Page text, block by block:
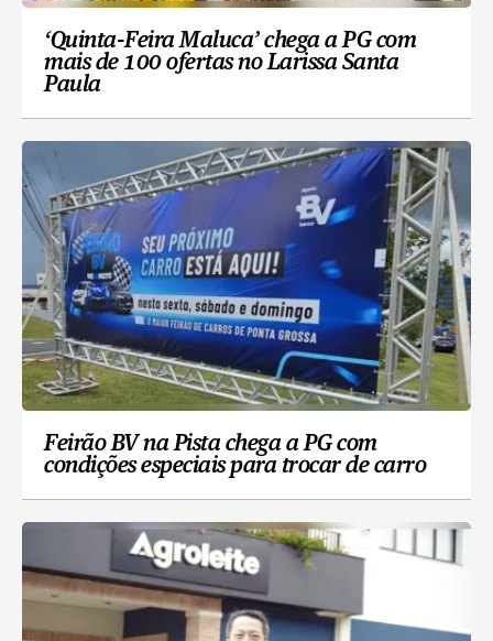
‘Quinta-Feira Maluca’ chega a PG com
mais de 100 ofertas no Larissa Santa
Paula
Feirão BV na Pista chega a PG com
condições especiais para trocar de carro